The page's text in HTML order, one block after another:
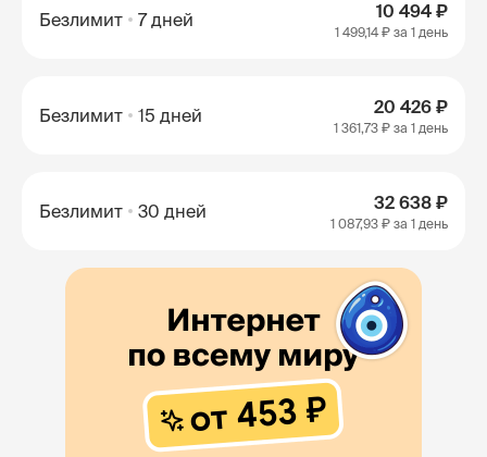
Безлимит 7 дней 10 494 ₽
1 499,14 ₽ за 1 день
Безлимит 15 дней 20 426 ₽
1 361,73 ₽ за 1 день
Безлимит 30 дней 32 638 ₽
1 087,93 ₽ за 1 день